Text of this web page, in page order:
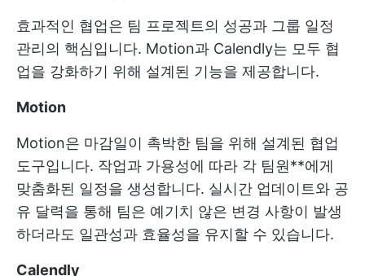
효과적인 협업은 팀 프로젝트의 성공과 그룹 일정
관리의 핵심입니다. Motion과 Calendly는 모두 협
업을 강화하기 위해 설계된 기능을 제공합니다.
Motion
Motion은 마감일이 촉박한 팀을 위해 설계된 협업
도구입니다. 작업과 가용성에 따라 각 팀원**에게
맞춤화된 일정을 생성합니다. 실시간 업데이트와 공
유 달력을 통해 팀은 예기치 않은 변경 사항이 발생
하더라도 일관성과 효율성을 유지할 수 있습니다.
Calendly